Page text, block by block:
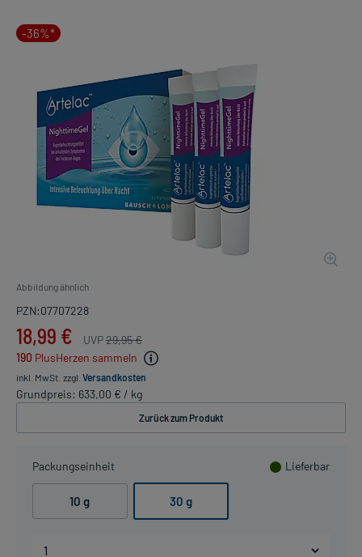
-36%*
Abbildung ähnlich
PZN:07707228
18,99 € UVP29,95 €
190 PlusHerzen sammeln
inkl. MwSt. zzgl. Versandkosten
Grundpreis: 633,00 € / kg
Zurück zum Produkt
Packungseinheit Lieferbar
10 g 30 g